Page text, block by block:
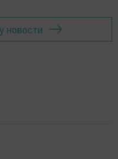
новости